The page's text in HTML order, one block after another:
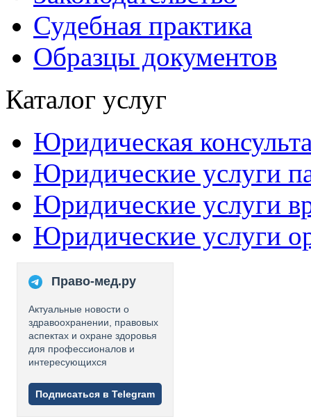
Судебная практика
Образцы документов
Каталог услуг
Юридическая
Юридические услуги
Юридические услуги
Юридические услуги
Право-мед.ру
Актуальные новости о
здравоохранении, правовых
аспектах и охране здоровья
для профессионалов и
интересующихся
Подписаться в Telegram